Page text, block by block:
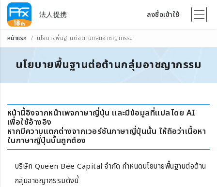
法人提携 ลงชื่อเข้าใช้
หน้าแรก นโยบายพื้นฐานต่อต้านกลุ่มอาชญากรรม
นโยบายพื้นฐานต่อต้านกลุ่มอาชญากรรม
หน้านี้อิงจากหน้าเพจภาษาญี่ปุ่น และมีข้อมูลที่แปลโดย AI
เพื่อใช้อ้างอิง
หากมีความแตกต่างจากเวอร์ชันภาษาญี่ปุ่นนั้น ให้ถือว่าเนื้อหา
ในภาษาญี่ปุ่นนั้นถูกต้อง
บริษัท Queen Bee Capital จำกัด กำหนดนโยบายพื้นฐานต่อต้าน
กลุ่มอาชญากรรมดังนี้